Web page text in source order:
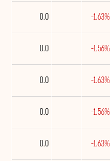
-1.63%
0.0
-1.56%
0.0
-1.63%
0.0
-1.56%
0.0
-1.63%
0.0